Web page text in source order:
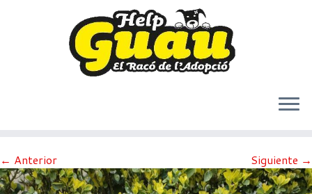
al
contenido
← Anterior Siguiente →